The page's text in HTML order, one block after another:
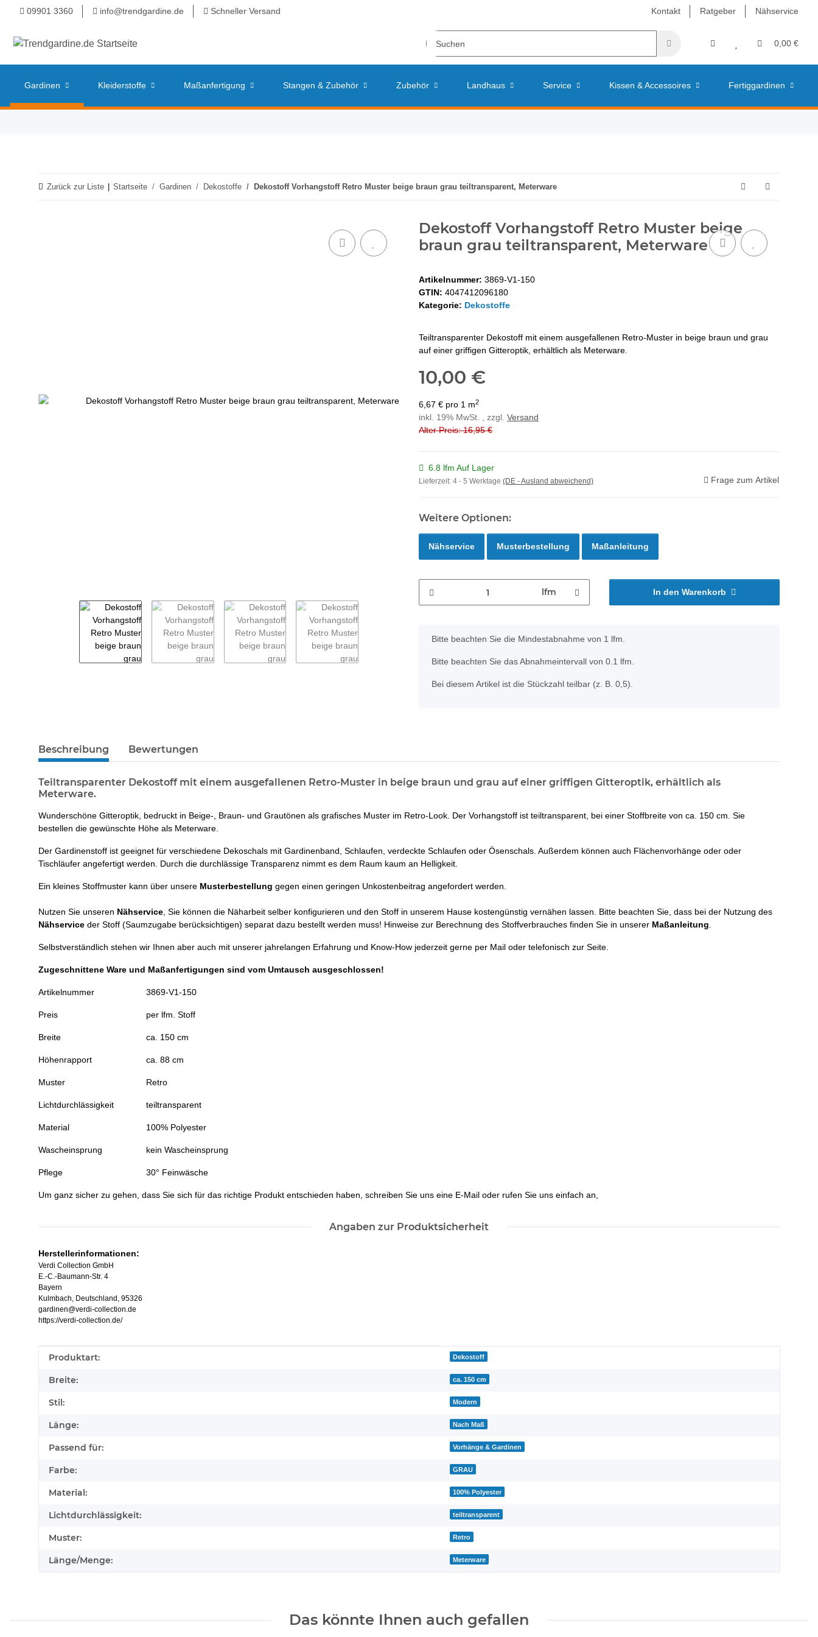
Kontakt Ratgeber Nähservice
09901 3360 info@trendgardine.de Schneller Versand
0,00 €
Gardinen Kleiderstoffe Maßanfertigung Stangen & Zubehör Zubehör Landhaus Service Kissen & Accessoires Fertiggardinen
Zurück zur Liste Startseite Gardinen Dekostoffe Dekostoff Vorhangstoff Retro Muster beige braun grau teiltransparent, Meterware
Dekostoff Vorhangstoff Retro Muster beige
braun grau teiltransparent, Meterware
Artikelnummer: 3869-V1-150
GTIN: 4047412096180
Kategorie: Dekostoffe
Teiltransparenter Dekostoff mit einem ausgefallenen Retro-Muster in beige braun und grau
auf einer griffigen Gitteroptik, erhältlich als Meterware.
10,00 €
6,67 € pro 1 m2
inkl. 19% MwSt. , zzgl. Versand
Alter Preis: 16,95 €
6.8 lfm Auf Lager
Lieferzeit: 4 - 5 Werktage (DE - Ausland abweichend) Frage zum Artikel
Weitere Optionen:
Nähservice Musterbestellung Maßanleitung
lfm In den Warenkorb
x
Bitte beachten Sie die Mindestabnahme von 1 lfm.
Bitte beachten Sie das Abnahmeintervall von 0.1 lfm.
Bei diesem Artikel ist die Stückzahl teilbar (z. B. 0,5).
weitere Registerkarten anzeigen
Beschreibung Bewertungen
Teiltransparenter Dekostoff mit einem ausgefallenen Retro-Muster in beige braun und grau auf einer griffigen Gitteroptik, erhältlich als
Meterware.
Wunderschöne Gitteroptik, bedruckt in Beige-, Braun- und Grautönen als grafisches Muster im Retro-Look. Der Vorhangstoff ist teiltransparent, bei einer Stoffbreite von ca. 150 cm. Sie
bestellen die gewünschte Höhe als Meterware.
Der Gardinenstoff ist geeignet für verschiedene Dekoschals mit Gardinenband, Schlaufen, verdeckte Schlaufen oder Ösenschals. Außerdem können auch Flächenvorhänge oder oder
Tischläufer angefertigt werden. Durch die durchlässige Transparenz nimmt es dem Raum kaum an Helligkeit.
Ein kleines Stoffmuster kann über unsere Musterbestellung gegen einen geringen Unkostenbeitrag angefordert werden.
Nutzen Sie unseren Nähservice , Sie können die Näharbeit selber konfigurieren und den Stoff in unserem Hause kostengünstig vernähen lassen. Bitte beachten Sie, dass bei der Nutzung des
Nähservice der Stoff (Saumzugabe berücksichtigen) separat dazu bestellt werden muss! Hinweise zur Berechnung des Stoffverbrauches finden Sie in unserer Maßanleitung
Selbstverständlich stehen wir Ihnen aber auch mit unserer jahrelangen Erfahrung und Know-How jederzeit gerne per Mail oder telefonisch zur Seite.
Zugeschnittene Ware und Maßanfertigungen sind vom Umtausch ausgeschlossen!
Artikelnummer 3869-V1-150
Preis per lfm. Stoff
Breite ca. 150 cm
Höhenrapport ca. 88 cm
Muster Retro
Lichtdurchlässigkeit teiltransparent
Material 100% Polyester
Wascheinsprung kein Wascheinsprung
Pflege 30° Feinwäsche
Um ganz sicher zu gehen, dass Sie sich für das richtige Produkt entschieden haben, schreiben Sie uns eine E-Mail oder rufen Sie uns einfach an,
Angaben zur Produktsicherheit
Herstellerinformationen:
Verdi Collection GmbH
E.-C.-Baumann-Str. 4
Bayern
Kulmbach, Deutschland, 95326
gardinen@verdi-collection.de
https://verdi-collection.de/
Produkteigenschaft
Wert
Produktart: Dekostoff
Breite: ca. 150 cm
Stil: Modern
Länge: Nach Maß
Passend für: Vorhänge & Gardinen
Farbe: GRAU
Material: 100% Polyester
Lichtdurchlässigkeit: teiltransparent
Muster: Retro
Länge/Menge: Meterware
Das könnte Ihnen auch gefallen